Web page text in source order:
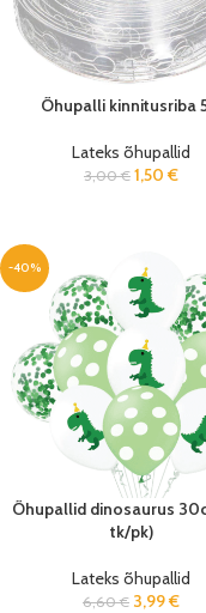
Õhupalli kinnitusriba
Lateks õhupallid
3,00€ 1,50 €
-40%
Õhupallid dinosaurus
tk/pk)
Lateks õhupallid
6,60€ 3,99€